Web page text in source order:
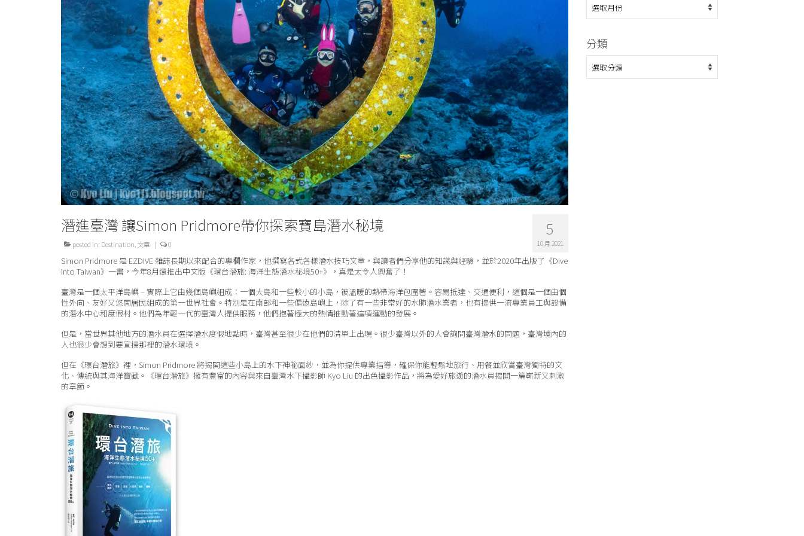
5
10 月 2021
潛進臺灣 讓Simon Pridmore帶你探索寶島潛水秘境
posted in: Destination 文章 | 0
Simon Pridmore 是 EZDIVE 雜誌長期以來配合的專欄作家，他撰寫各式各樣潛水技巧文章，與讀者們分享他的知識與經驗，並於2020年出版了《Dive
into Taiwan》一書，今年8月還推出中文版《環台潛旅: 海洋生態潛水秘境50+》，真是太令人興奮了！
臺灣是一個太平洋島嶼 – 實際上它由幾個島嶼組成：一個大島和一些較小的小島，被溫暖的熱帶海洋包圍著。容易抵達、交通便利，這個是一個由個
性外向、友好又悠閒居民組成的第一世界社會。特別是在南部和一些偏遠島嶼上，除了有一些非常好的水肺潛水業者，也有提供一流專業員工與設備
的潛水中心和度假村。他們為年輕一代的臺灣人提供服務，他們抱著極大的熱情推動著這項運動的發展。
但是，當世界其他地方的潛水員在選擇潛水度假地點時，臺灣甚至很少在他們的清單上出現。很少臺灣以外的人會詢問臺灣潛水的問題，臺灣境內的
人也很少會想到要宣揚那裡的潛水環境。
但在《環台潛旅》裡，Simon Pridmore 將揭開這些小島上的水下神祕面紗，並為你提供專業指導，確保你能輕鬆地旅行、用餐並欣賞臺灣獨特的文
化、傳統與其海洋寶藏。《環台潛旅》擁有豐富的內容與來自臺灣水下攝影師 Kyo Liu 的出色攝影作品，將為愛好旅遊的潛水員揭開一篇嶄新又剌激
的章節。
整
分類
類